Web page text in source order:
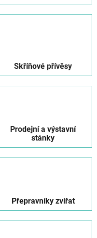
Skříňové přívěsy
Prodejní a výstavní
stánky
Přepravníky zvířat